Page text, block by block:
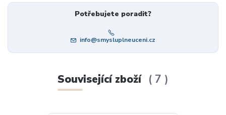
Potřebujete poradit?
info@smysluplneuceni.cz
Související zboží 7